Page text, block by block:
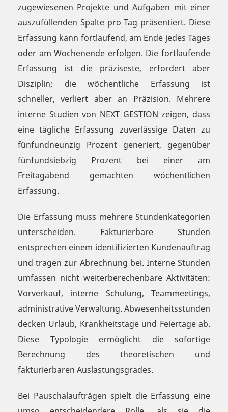
zugewiesenen Projekte und Aufgaben mit einer
auszufüllenden Spalte pro Tag präsentiert. Diese
Erfassung kann fortlaufend, am Ende jedes Tages
oder am Wochenende erfolgen. Die fortlaufende
Erfassung ist die präziseste, erfordert aber
Disziplin; die wöchentliche Erfassung ist
schneller, verliert aber an Präzision. Mehrere
interne Studien von NEXT GESTION zeigen, dass
eine tägliche Erfassung zuverlässige Daten zu
fünfundneunzig Prozent generiert, gegenüber
fünfundsiebzig Prozent bei einer am
Freitagabend gemachten wöchentlichen
Erfassung.
Die Erfassung muss mehrere Stundenkategorien
unterscheiden. Fakturierbare Stunden
entsprechen einem identifizierten Kundenauftrag
und tragen zur Abrechnung bei. Interne Stunden
umfassen nicht weiterberechenbare Aktivitäten:
Vorverkauf, interne Schulung, Teammeetings,
administrative Verwaltung. Abwesenheitsstunden
decken Urlaub, Krankheitstage und Feiertage ab.
Diese Typologie ermöglicht die sofortige
Berechnung des theoretischen und
fakturierbaren Auslastungsgrades.
Bei Pauschalaufträgen spielt die Erfassung eine